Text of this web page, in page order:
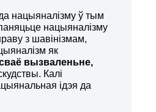
нацыяналізму ў тым
нацыяналізму
з шавінізмам,
як
вызваленьне,
Калі
ідэя да